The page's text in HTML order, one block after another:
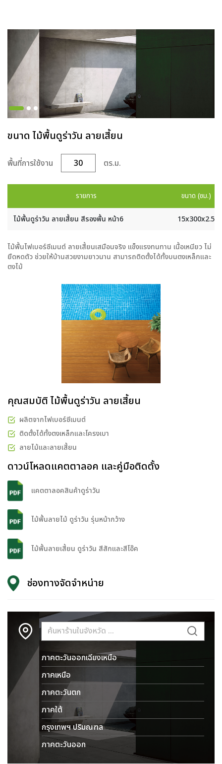
ขนาด ไม้พื้นดูร่าวัน ลายเสี้ยน
พื้นที่การใช้งาน ตร.ม.
รายการ ขนาด (ซม.)
ไม้พื้นดูร่าวัน ลายเสี้ยน สีรองพื้น หน้า6 15x300x2.5
ไม้พื้นไฟเบอร์ซีเมนต์ ลายเสี้ยนเสมือนจริง แข็งแรงทนทาน เนื้อเหนียว ไม่
ยืดหดตัว ช่วยให้บ้านสวยงามยาวนาน สามารถติดตั้งได้ทั้งบนตงเหล็กและ
ตงไม้
คุณสมบัติ ไม้พื้นดูร่าวัน ลายเสี้ยน
ผลิตจากไฟเบอร์ซีเมนต์
ติดตั้งได้ทั้งตงเหล็กและโครงเบา
ลายไม้และลายเสี้ยน
ดาวน์โหลดแคตตาลอค และคู่มือติดตั้ง
แคตตาลอคสินค้าดูร่าวัน
ไม้พื้นลายไม้ ดูร่าวัน รุ่นหน้ากว้าง
ไม้พื้นลายเสี้ยน ดูร่าวัน สีสักและสีโอ๊ค
ช่องทางจัดจำหน่าย
ภาคตะวันออกเฉียงเหนือ
ภาคเหนือ
ภาคตะวันตก
ภาคใต้
กรุงเทพฯ ปริมณฑล
ภาคตะวันออก